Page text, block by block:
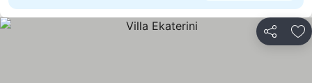
Teilen